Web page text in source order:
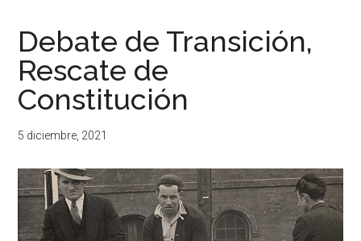
Debate de Transición,
Rescate de
Constitución
5 diciembre, 2021